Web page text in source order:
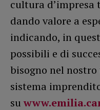
cultura d’impresa
dando valore a
indicando, in
possibili e di
bisogno nel
sistema
su